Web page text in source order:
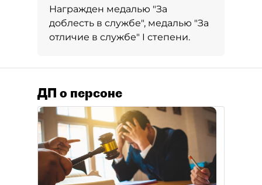
Награжден медалью "За
доблесть в службе", медалью "За
отличие в службе" I степени.
ДП о персоне